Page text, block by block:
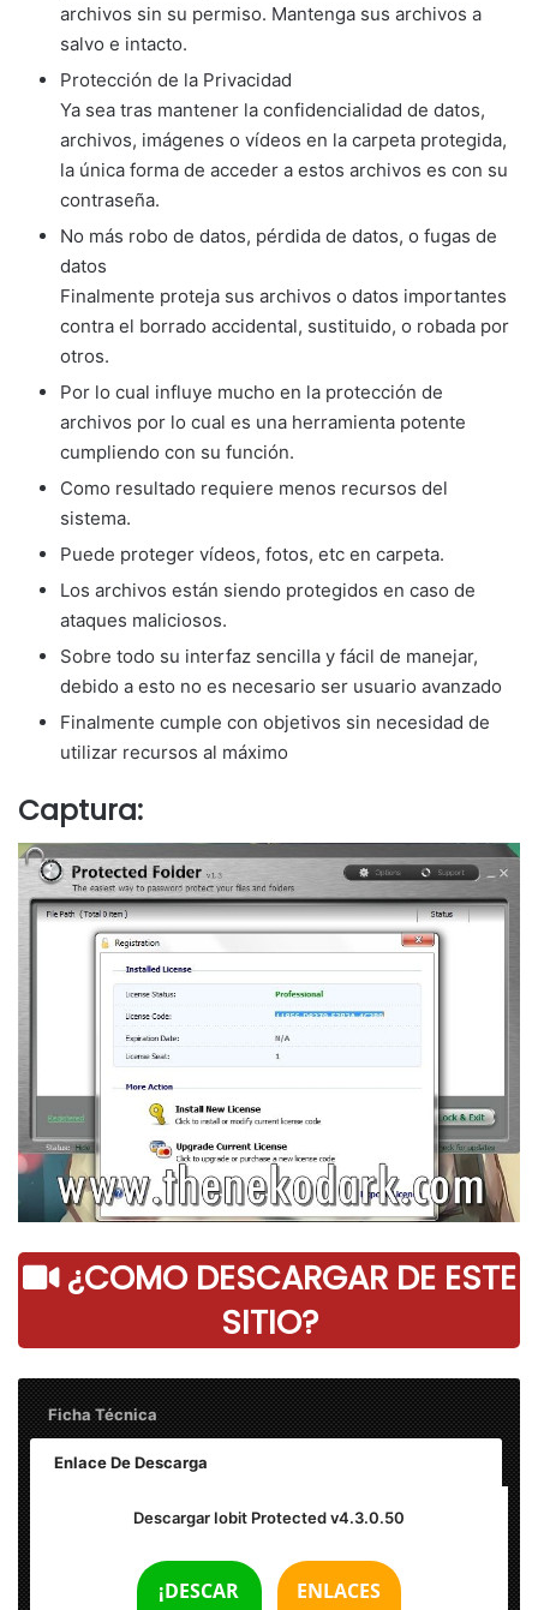
archivos sin su permiso. Mantenga sus archivos a
salvo e intacto.
Protección de la Privacidad
Ya sea tras mantener la confidencialidad de datos,
archivos, imágenes o vídeos en la carpeta protegida,
la única forma de acceder a estos archivos es con su
contraseña.
No más robo de datos, pérdida de datos, o fugas de
datos
Finalmente proteja sus archivos o datos importantes
contra el borrado accidental, sustituido, o robada por
otros.
Por lo cual influye mucho en la protección de
archivos por lo cual es una herramienta potente
cumpliendo con su función.
Como resultado requiere menos recursos del
sistema.
Puede proteger vídeos, fotos, etc en carpeta.
Los archivos están siendo protegidos en caso de
ataques maliciosos.
Sobre todo su interfaz sencilla y fácil de manejar,
debido a esto no es necesario ser usuario avanzado
Finalmente cumple con objetivos sin necesidad de
utilizar recursos al máximo
Captura:
¿COMO DESCARGAR DE ESTE
SITIO?
Ficha Técnica
Enlace De Descarga
: v4.3.0.50
: Español (Multilengüaje)
Descargar Iobit Protected v4.3.0.50
¡DESCAR
ENLACES